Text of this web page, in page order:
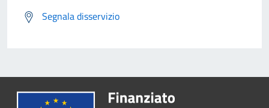
Segnala disservizio